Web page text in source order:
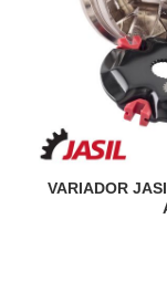
VARIADOR